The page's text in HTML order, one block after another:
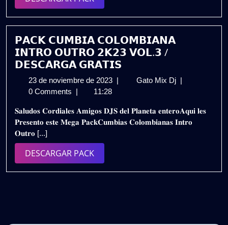
PACK
𝗣𝗔𝗖𝗞 𝗖𝗨𝗠𝗕𝗜𝗔 𝗖𝗢𝗟𝗢𝗠𝗕𝗜𝗔𝗡𝗔
𝗜𝗡𝗧𝗥𝗢 𝗢𝗨𝗧𝗥𝗢 𝟮𝗞𝟮𝟯 𝗩𝗢𝗟.𝟯 /
𝗗𝗘𝗦𝗖𝗔𝗥𝗚𝗔 𝗚𝗥𝗔𝗧𝗜𝗦
23 de noviembre de 2023 23
de
2023
Gato Mix Dj 𝗣𝗔𝗖𝗞
𝗜𝗡𝗧𝗥𝗢
𝗢𝗨𝗧𝗥𝗢
𝗗𝗘𝗦𝗖𝗔𝗥𝗚𝗔
0 Comments
11:28
𝐒𝐚𝐥𝐮𝐝𝐨𝐬 𝐂𝐨𝐫𝐝𝐢𝐚𝐥𝐞𝐬 𝐀𝐦𝐢𝐠𝐨𝐬 𝐃𝐉𝐒 𝐝𝐞𝐥 𝐏𝐥𝐚𝐧𝐞𝐭𝐚 𝐞𝐧𝐭𝐞𝐫𝐨𝐀𝐪𝐮𝐢 𝐥𝐞𝐬
𝐏𝐫𝐞𝐬𝐞𝐧𝐭𝐨 𝐞𝐬𝐭𝐞 𝐌𝐞𝐠𝐚 𝐏𝐚𝐜𝐤𝐂𝐮𝐦𝐛𝐢𝐚𝐬 𝐂𝐨𝐥𝐨𝐦𝐛𝐢𝐚𝐧𝐚𝐬 𝐈𝐧𝐭𝐫𝐨
𝐎𝐮𝐭𝐫𝐨 [...]
DESCARGAR PACKDESCARGAR
PACK